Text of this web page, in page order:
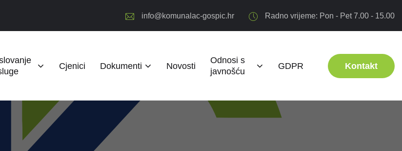
info@komunalac-gospic.hr Radno vrijeme: Pon - Pet 7.00 - 15.00
Cjenici Dokumenti Novosti
Odnosi s
javnošću
GDPR Kontakt